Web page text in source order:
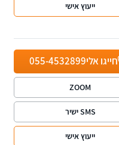
ייעוץ אישי
חייגו אלי055-4532899
ZOOM
SMS ישיר
ייעוץ אישי